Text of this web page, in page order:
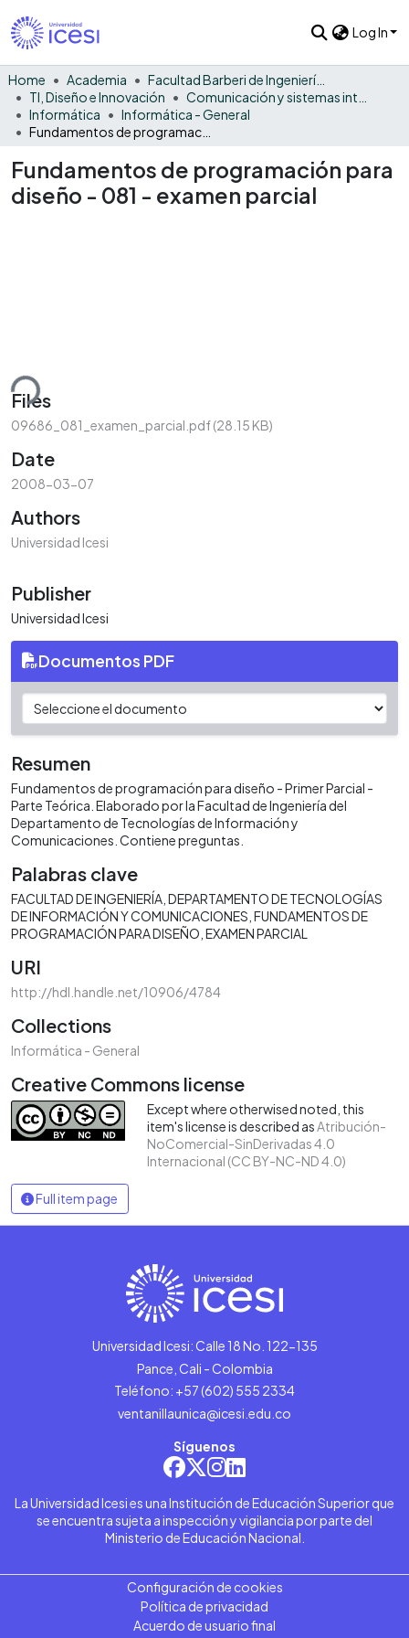
Log In
Home Academia
Facultad Barberi de Ingeniería, Diseño y Ciencias Aplicadas
TI, Diseño e Innovación
Informática
Informática - General
Fundamentos de programación para
diseño - 081 - examen parcial
Files
09686_081_examen_parcial.pdf(28.15 KB)
Date
2008-03-07
Authors
Universidad Icesi
Publisher
Universidad Icesi
Documentos PDF
Resumen
Fundamentos de programación para diseño - Primer Parcial -
Parte Teórica. Elaborado por la Facultad de Ingeniería del
Departamento de Tecnologías de Información y
Comunicaciones. Contiene preguntas.
Palabras clave
FACULTAD DE INGENIERÍA DEPARTAMENTO DE TECNOLOGÍAS
DE INFORMACIÓN Y COMUNICACIONES FUNDAMENTOS DE
PROGRAMACIÓN PARA DISEÑO EXAMEN PARCIAL
URI
http://hdl.handle.net/10906/4784
Collections
Informática - General
Creative Commons license
Except where otherwised noted, this
item's license is described asAtribución-
NoComercial-SinDerivadas 4.0
Internacional (CC BY-NC-ND 4.0)
Full item page
Universidad Icesi: Calle 18 No. 122-135
Pance, Cali - Colombia
Teléfono: +57 (602) 555 2334
ventanillaunica@icesi.edu.co
Síguenos
La Universidad Icesi es una Institución de Educación Superior que
se encuentra sujeta a inspección y vigilancia por parte del
Ministerio de Educación Nacional.
Configuración de cookies
Política de privacidad
Acuerdo de usuario final